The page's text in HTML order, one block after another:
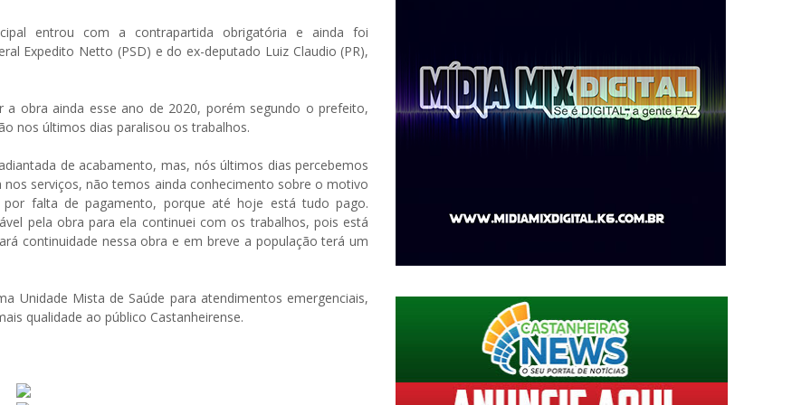
entrou com a contrapartida obrigatória e ainda foi
Expedito Netto (PSD) e do ex-deputado Luiz Claudio (PR),
a obra ainda esse ano de 2020, porém segundo o prefeito,
nos últimos dias paralisou os trabalhos.
de acabamento, mas, nós últimos dias percebemos
serviços, não temos ainda conhecimento sobre o motivo
falta de pagamento, porque até hoje está tudo pago.
pela obra para ela continuei com os trabalhos, pois está
continuidade nessa obra e em breve a população terá um
Unidade Mista de Saúde para atendimentos emergenciais,
qualidade ao público Castanheirense.